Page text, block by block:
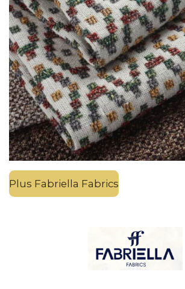
Plus Fabriella Fabrics